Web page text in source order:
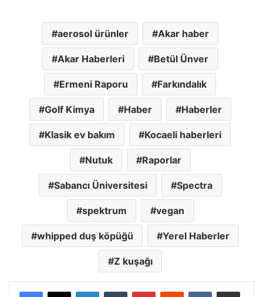
aerosol ürünler Akar haber
Akar Haberleri Betül Ünver
Ermeni Raporu Farkındalık
Golf Kimya Haber Haberler
Klasik ev bakım Kocaeli haberleri
Nutuk Raporlar
Sabancı Üniversitesi Spectra
spektrum vegan
whipped duş köpüğü Yerel Haberler
Z kuşağı